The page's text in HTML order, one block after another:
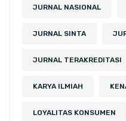
JURNAL NASIONAL
JURNAL SINTA
JURNAL TERAKREDITASI
KARYA ILMIAH
LOYALITAS KONSUMEN